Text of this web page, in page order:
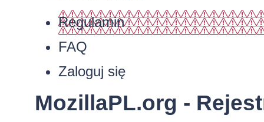
Regulamin
FAQ
Zaloguj się
MozillaPL.org -